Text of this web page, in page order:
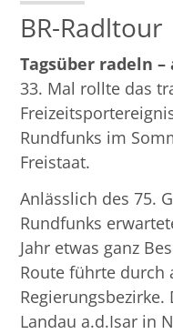
BR-Radltour
Tagsüber radeln
33. Mal rollte das
Rundfunks im
Freistaat.
Anlässlich des 75.
Rundfunks
Jahr etwas ganz
Route führte durch
Landau a.d.Isar in